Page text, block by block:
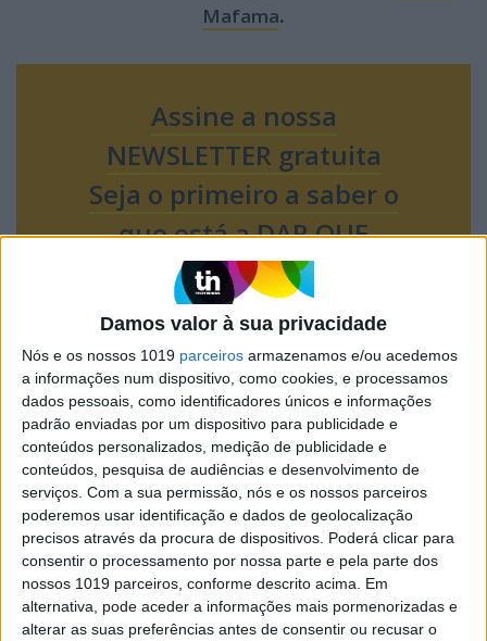
Damos valor à sua privacidade
Nós e os nossos 1019 parceiros armazenamos e/ou acedemos
a informações num dispositivo, como cookies, e processamos
dados pessoais, como identificadores únicos e informações
padrão enviadas por um dispositivo para publicidade e
conteúdos personalizados, medição de publicidade e
conteúdos, pesquisa de audiências e desenvolvimento de
serviços. Com a sua permissão, nós e os nossos parceiros
poderemos usar identificação e dados de geolocalização
precisos através da procura de dispositivos. Poderá clicar para
consentir o processamento por nossa parte e pela parte dos
nossos 1019 parceiros, conforme descrito acima. Em
alternativa, pode aceder a informações mais pormenorizadas e
alterar as suas preferências antes de consentir ou recusar o
Mafama.
Assine a nossa
NEWSLETTER gratuita
Seja o primeiro a saber o
que está a DAR QUE
FALAR!
PALAVRAS-CHAVE
Ana Moura cantor espetáculos
música Pedro Mafama